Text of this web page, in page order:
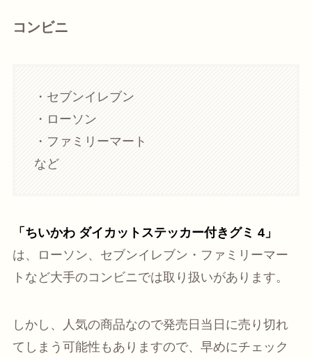
コンビニ
・セブンイレブン
・ローソン
・ファミリーマート
など
「ちいかわ ダイカットステッカー付きグミ 4」
は、ローソン、セブンイレブン・ファミリーマー
トなど大手のコンビニでは取り扱いがあります。
しかし、人気の商品なので発売日当日に売り切れ
てしまう可能性もありますので、早めにチェック